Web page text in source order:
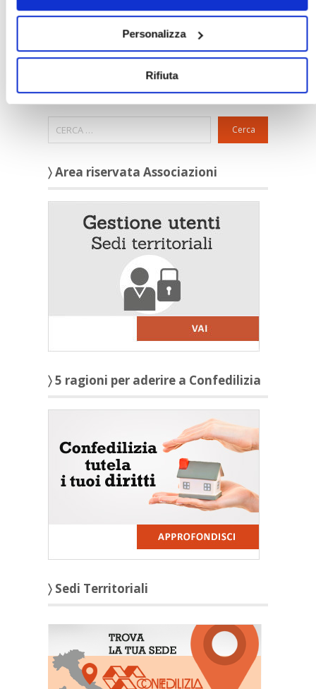
Personalizza
Rifiuta
Novità
Rassegna stampa
»Confedilizia
Notizie dal mondo immobiliare
Cerca
〉 Area riservata Associazioni
〉 5 ragioni per aderire a Confedilizia
〉 Sedi Territoriali